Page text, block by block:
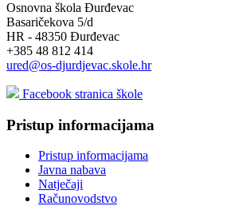
Osnovna škola Đurđevac
Basaričekova 5/d
HR - 48350 Đurđevac
+385 48 812 414
ured@os-djurdjevac.skole.hr
Facebook stranica škole
Pristup informacijama
Pristup informacijama
Javna nabava
Natječaji
Računovodstvo